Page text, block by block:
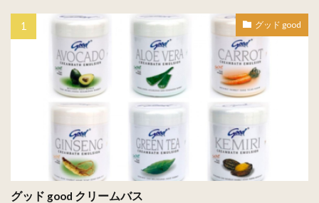
グッド good
グッド good クリームバス